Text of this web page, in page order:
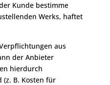
Kunde bestimme
Werks, haftet
aus
der Anbieter
hierdurch
B. Kosten für